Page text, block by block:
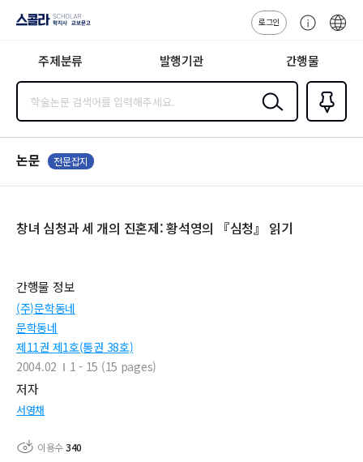
지사·교보문고
로그인
센
주제분류 발행기관 간행물
검색
즐겨찾
기0
논문 전문잡지
창녀 심청과 세 개의 진혼제: 황석영의 『심청』 읽기
간행물 정보
(주)문학동네
문학동네
제11권 제1호(통권 38호)
2004.02
1 - 15 (15 pages)
저자
서영채
이용수340